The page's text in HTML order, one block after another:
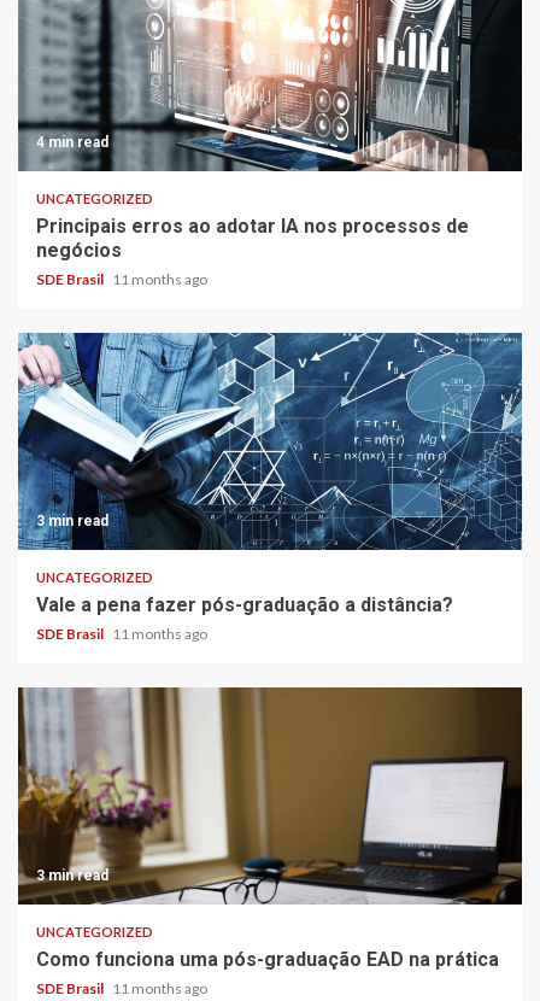
4 min read
UNCATEGORIZED
Principais erros ao adotar IA nos processos de
negócios
SDE Brasil 11 months ago
3 min read
UNCATEGORIZED
Vale a pena fazer pós-graduação a distância?
SDE Brasil 11 months ago
3 min read
UNCATEGORIZED
Como funciona uma pós-graduação EAD na prática
SDE Brasil 11 months ago